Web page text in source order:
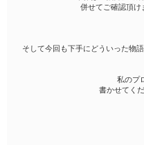
併せてご確認頂
そして今回も下手にどういった物
私のプ
書かせてく